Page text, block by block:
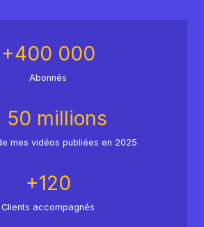
+400 000
Abonnés
50 millions
mes vidéos publiées en 2025
+120
Clients accompagnés